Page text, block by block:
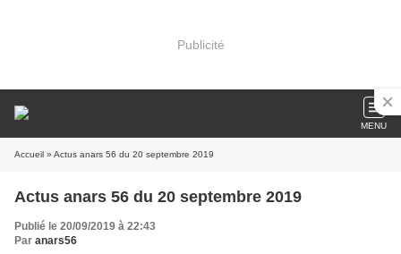
Publicité
MENU
Accueil » Actus anars 56 du 20 septembre 2019
Actus anars 56 du 20 septembre 2019
Publié le 20/09/2019 à 22:43
Par anars56